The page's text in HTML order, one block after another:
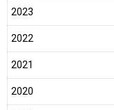
2023
2022
2021
2020